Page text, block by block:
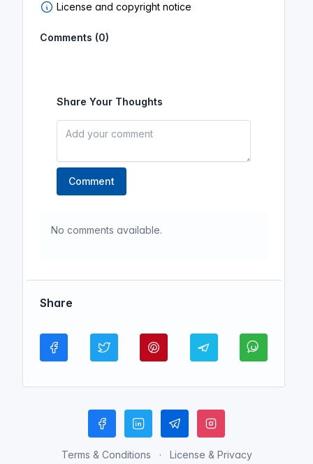
License and copyright notice
Comments (0)
Share Your Thoughts
Comment
No comments available.
Share
Terms & Conditions License & Privacy